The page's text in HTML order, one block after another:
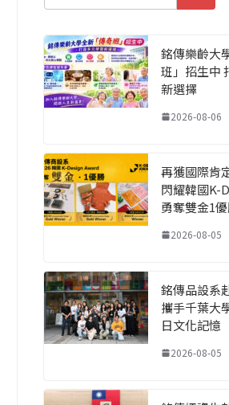
銘傳樂齡大
班」招生中
新選擇
2026-08-06
再獲國際肯
閃耀韓國K-
勇奪雙金1
2026-08-05
銘傳品設系
攜手千葉大
日文化記憶
2026-08-05